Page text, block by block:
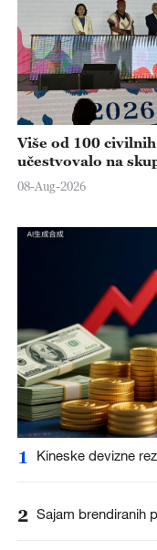
Više od 100
učestvovalo na
08-Aug-2026
1 Kineske devizne
2 Sajam brendiranih